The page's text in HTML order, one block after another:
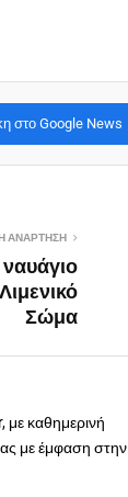
στο Google News
ΑΝΆΡΤΗΣΗ
Σώμα
με καθημερινή
με έμφαση στην